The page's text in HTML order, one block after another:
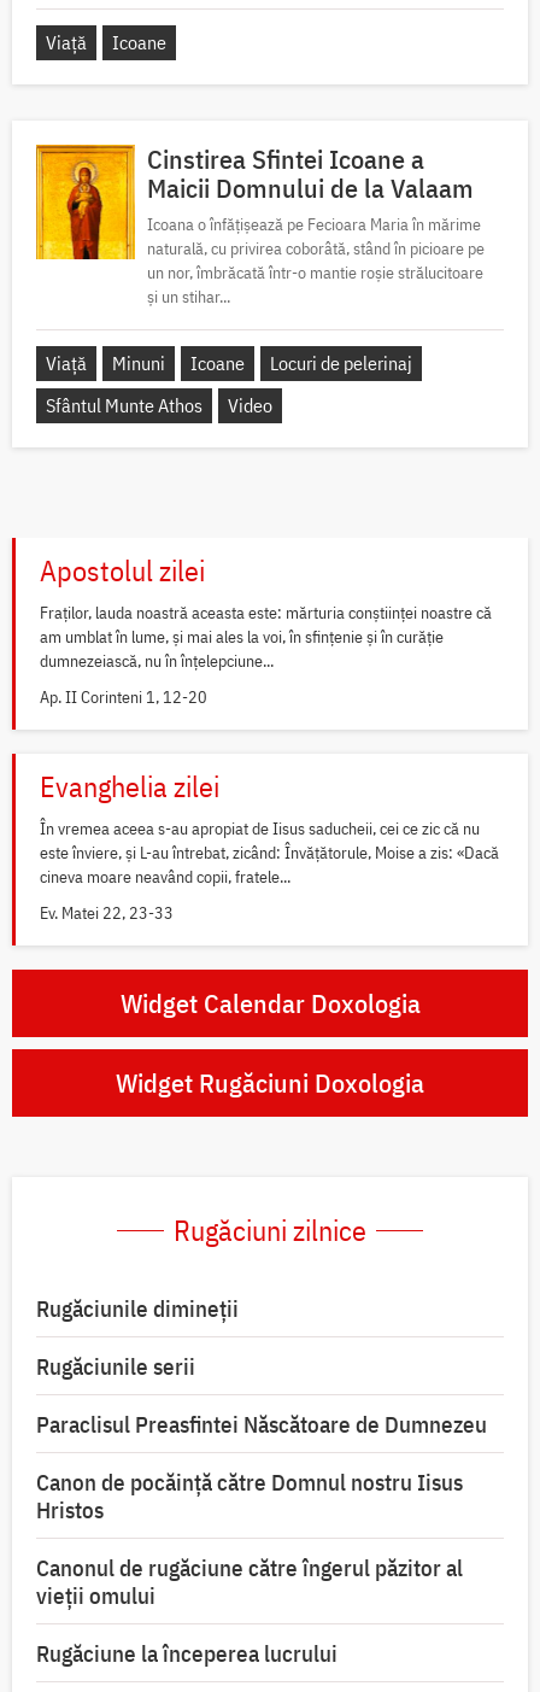
Viață Icoane
Cinstirea Sfintei Icoane a
Maicii Domnului de la Valaam
Icoana o înfățișează pe Fecioara Maria în mărime
naturală, cu privirea coborâtă, stând în picioare pe
un nor, îmbrăcată într-o mantie roșie strălucitoare
și un stihar...
Viață Minuni Icoane
Locuri de pelerinaj
Sfântul Munte Athos
Video
Apostolul zilei
Fraților, lauda noastră aceasta este: mărturia conștiinței noastre că
am umblat în lume, și mai ales la voi, în sfințenie și în curăție
dumnezeiască, nu în înțelepciune...
Ap. II Corinteni 1, 12-20
Evanghelia zilei
În vremea aceea s-au apropiat de Iisus saducheii, cei ce zic că nu
este înviere, și L-au întrebat, zicând: Învățătorule, Moise a zis: «Dacă
cineva moare neavând copii, fratele...
Ev. Matei 22, 23-33
Widget Calendar Doxologia
Widget Rugăciuni Doxologia
Rugăciuni zilnice
Rugăciunile dimineții
Rugăciunile serii
Paraclisul Preasfintei Născătoare de Dumnezeu
Canon de pocăință către Domnul nostru Iisus
Hristos
Canonul de rugăciune către îngerul păzitor al
vieții omului
Rugăciune la începerea lucrului